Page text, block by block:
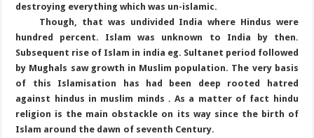
destroying everything which was un-islamic.
Though, that was undivided India where Hindus were
hundred percent. Islam was unknown to India by then.
Subsequent rise of Islam in india eg. Sultanet period followed
by Mughals saw growth in Muslim population. The very basis
of this Islamisation has had been deep rooted hatred
against hindus in muslim minds . As a matter of fact hindu
religion is the main obstackle on its way since the birth of
Islam around the dawn of seventh Century.